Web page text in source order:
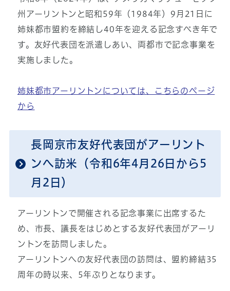
州アーリントンと昭和59年（1984年）9月21日に
姉妹都市盟約を締結し40年を迎える記念すべき年で
す。友好代表団を派遣しあい、両都市で記念事業を
実施しました。
姉妹都市アーリントンについては、こちらのページ
から
長岡京市友好代表団がアーリント
ンへ訪米（令和6年4月26日から5
月2日）
アーリントンで開催される記念事業に出席するた
め、市長、議長をはじめとする友好代表団がアーリ
ントンを訪問しました。
アーリントンへの友好代表団の訪問は、盟約締結35
周年の時以来、5年ぶりとなります。